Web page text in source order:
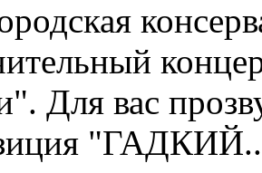
Для вас